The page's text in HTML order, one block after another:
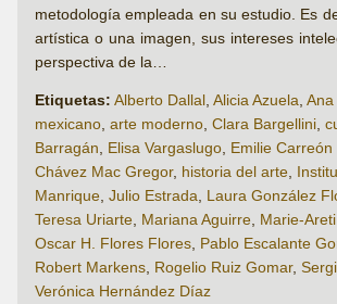
metodología empleada en su estudio. Es
artística o una imagen, sus intereses
perspectiva de la…
Etiquetas: Alberto Dallal Alicia Azuela
mexicano arte moderno Clara Bargellini
Barragán
Elisa Vargaslugo Emilie Carreón
Chávez Mac Gregor, historia del arte
Manrique Julio Estrada Laura González
Teresa Uriarte Mariana Aguirre Marie-
Oscar H. Flores Flores Pablo Escalante
Robert Markens Rogelio Ruiz Gomar,
Verónica Hernández Díaz